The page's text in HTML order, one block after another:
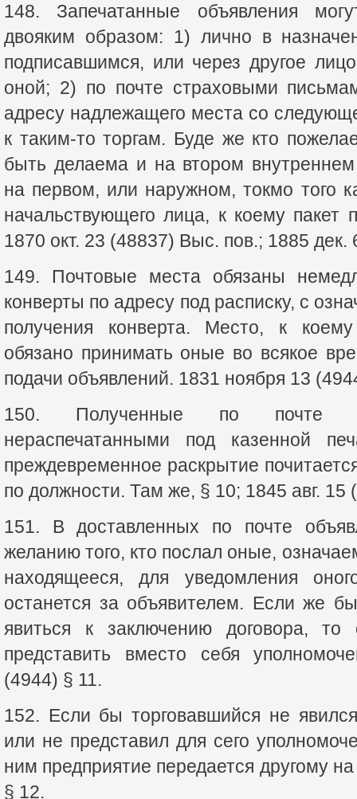
148. Запечатанные объявления
двояким образом: 1) лично в
подписавшимся, или через другое
оной; 2) по почте страховыми
адресу надлежащего места со
к таким-то торгам. Буде же кто
быть делаема и на втором
на первом, или наружном, токмо того
начальствующего лица, к коему
1870 окт. 23 (48837) Выс. пов.; 1885
149. Почтовые места обязаны
конверты по адресу под расписку, с
получения конверта. Место, к
обязано принимать оные во всякое
подачи объявлений. 1831 ноября 13
150. Полученные по почте
нераспечатанными под казенной
преждевременное раскрытие
по должности. Там же, § 10; 1845 авг. 15
151. В доставленных по почте
желанию того, кто послал оные,
находящееся, для уведомления
останется за объявителем. Если же
явиться к заключению договора,
представить вместо себя
(4944) § 11.
152. Если бы торговавшийся не
или не представил для сего
ним предприятие передается другому
§ 12.